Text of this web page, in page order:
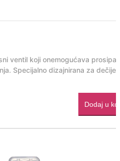
ventil koji onemogućava
Specijalno dizajnirana za dečije
Dodaj u